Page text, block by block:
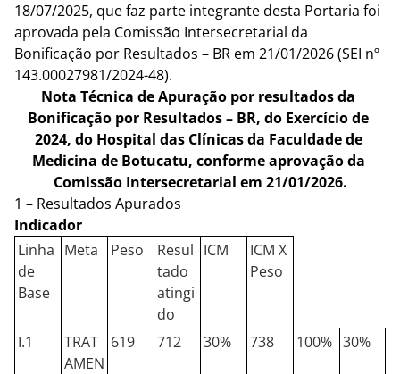
18/07/2025, que faz parte integrante desta Portaria foi
aprovada pela Comissão Intersecretarial da
Bonificação por Resultados – BR em 21/01/2026 (SEI nº
143.00027981/2024-48).
Nota Técnica de Apuração por resultados da
Bonificação por Resultados – BR, do Exercício de
2024, do Hospital das Clínicas da Faculdade de
Medicina de Botucatu, conforme aprovação da
Comissão Intersecretarial em 21/01/2026.
1 – Resultados Apurados
Indicador
Linha
de
Base
Meta Peso
Resul
tado
atingi
do
ICM
ICM X
Peso
I.1
TRAT
AMEN
619 712 30% 738 100% 30%